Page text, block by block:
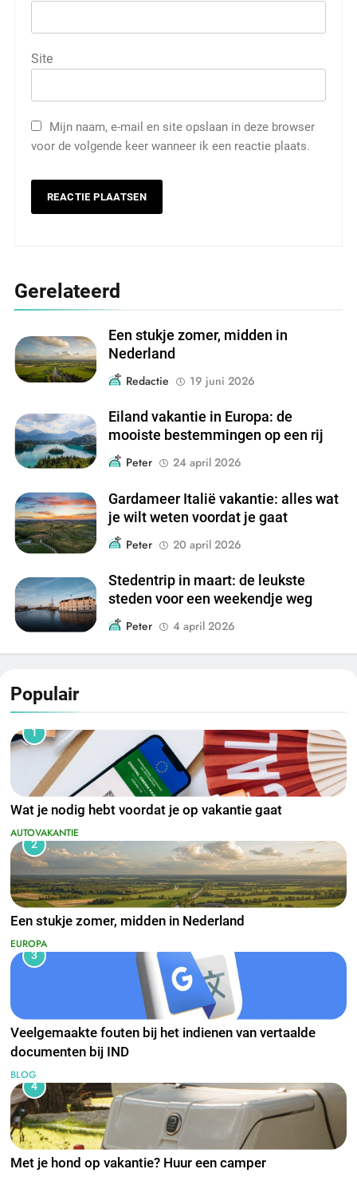
Site
Mijn naam, e-mail en site opslaan in deze browser
voor de volgende keer wanneer ik een reactie plaats.
Gerelateerd
Een stukje zomer, midden in
Nederland
Redactie
19 juni 2026
Eiland vakantie in Europa: de
mooiste bestemmingen op een rij
Peter
24 april 2026
Gardameer Italië vakantie: alles wat
je wilt weten voordat je gaat
Peter
20 april 2026
Stedentrip in maart: de leukste
steden voor een weekendje weg
Peter
4 april 2026
Populair
1
Wat je nodig hebt voordat je op vakantie gaat
AUTOVAKANTIE
2
Een stukje zomer, midden in Nederland
EUROPA
3
Veelgemaakte fouten bij het indienen van vertaalde
documenten bij IND
BLOG
4
Met je hond op vakantie? Huur een camper